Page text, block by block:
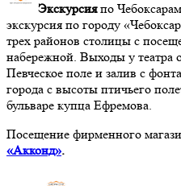
Экскурсияпо
экскурсия по городу
трех районов столицы с
набережной. Выходы у театра
Певческое поле и залив с
города с высоты птичьего
бульваре купца Ефремова.
Посещение фирменного
«Акконд».